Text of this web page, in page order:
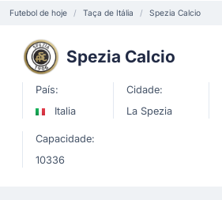
Futebol de hoje Taça de Itália Spezia Calcio
Spezia Calcio
País:
Italia
Cidade:
La Spezia
Capacidade:
10336